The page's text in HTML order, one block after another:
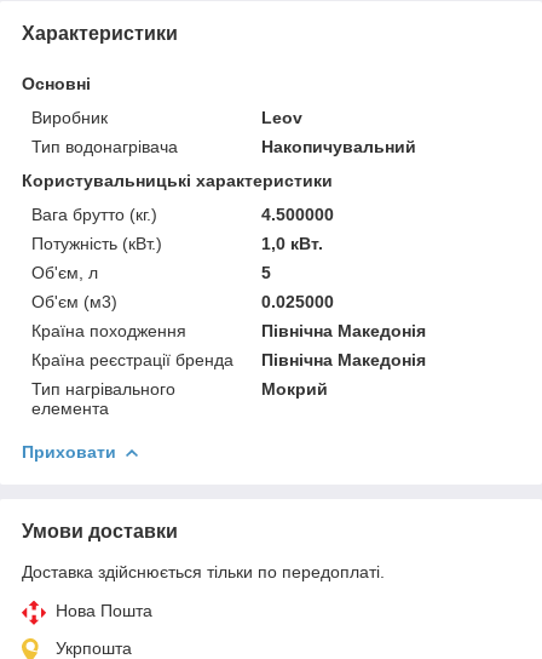
Характеристики
Основні
Виробник
Leov
Тип водонагрівача
Накопичувальний
Користувальницькі характеристики
Вага брутто (кг.)
4.500000
Потужність (кВт.)
1,0 кВт.
Об'єм, л
5
Об'єм (м3)
0.025000
Країна походження
Північна Македонія
Країна реєстрації бренда
Північна Македонія
Тип нагрівального
елемента
Мокрий
Приховати
Умови доставки
Доставка здійснюється тільки по передоплаті.
Нова Пошта
Укрпошта